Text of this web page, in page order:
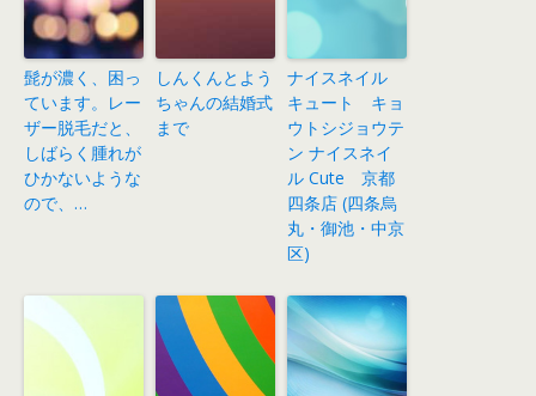
髭が濃く、困っ
ています。レー
ザー脱毛だと、
しばらく腫れが
ひかないような
ので、…
しんくんとよう
ちゃんの結婚式
まで
ナイスネイル
キュート キョ
ウトシジョウテ
ン ナイスネイ
ル Cute 京都
四条店 (四条烏
丸・御池・中京
区)